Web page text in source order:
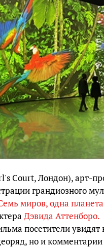
Court, Лондон), арт-
грандиозного
миров, одна
Дэвида Аттенборо.
посетители
но и